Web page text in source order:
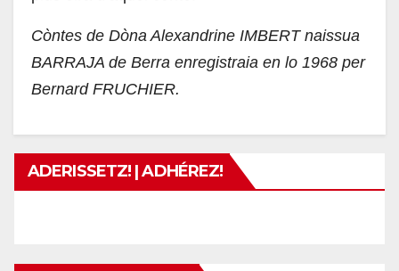
Còntes de Dòna Alexandrine IMBERT naissua
BARRAJA de Berra enregistraia en lo 1968 per
Bernard FRUCHIER.
ADERISSETZ! | ADHÉREZ!